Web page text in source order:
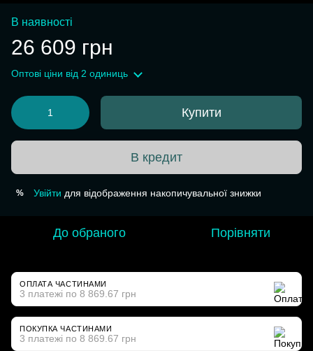
В наявності
26 609 грн
Оптові ціни від 2 одиниць
Купити
В кредит
% Увійти для відображення накопичувальної знижки
До обраного Порівняти
ОПЛАТА ЧАСТИНАМИ
3 платежі по 8 869.67 грн
ПОКУПКА ЧАСТИНАМИ
3 платежі по 8 869.67 грн